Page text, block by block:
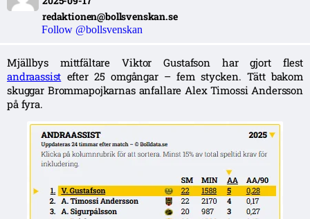
redaktionen@bollsvenskan.se
Follow @bollsvenskan
Mjällbys mittfältare Viktor Gustafson har gjort flest
andraassist efter 25 omgångar – fem stycken. Tätt bakom
skuggar Brommapojkarnas anfallare Alex Timossi Andersson
på fyra.